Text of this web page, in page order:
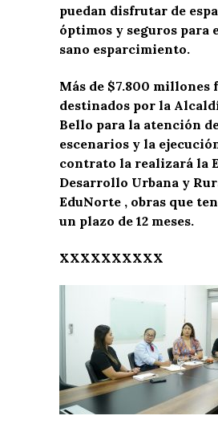
puedan disfrutar de
óptimos y seguros para
sano esparcimiento.
Más de $7.800 millones
destinados por la
Bello para la atención
escenarios y la
contrato la realizará la
Desarrollo Urbana y
EduNorte , obras que
un plazo de 12 meses.
XXXXXXXXXX